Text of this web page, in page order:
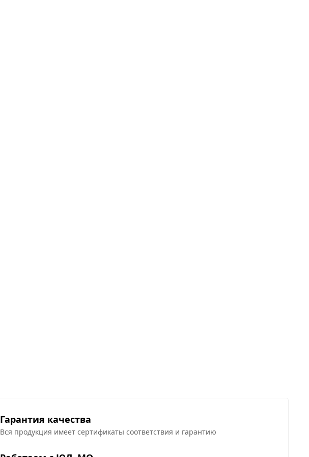
Гарантия качества
Вся продукция имеет сертификаты соответствия и гарантию